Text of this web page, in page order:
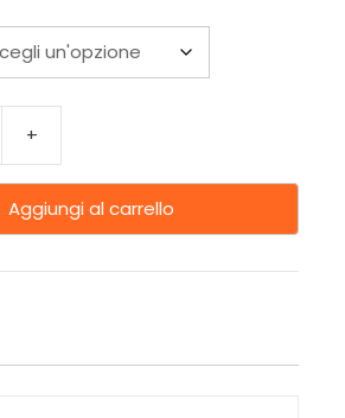
+
Aggiungi al carrello